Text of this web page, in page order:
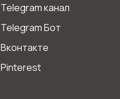
Telegram канал
Telegram Бот
Вконтакте
Pinterest